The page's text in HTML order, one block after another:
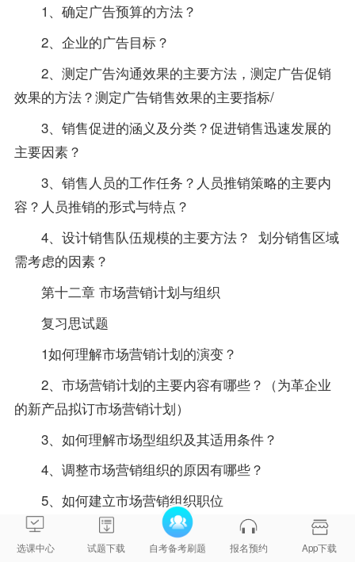
1、确定广告预算的方法？
2、企业的广告目标？
2、测定广告沟通效果的主要方法，测定广告促销
效果的方法？测定广告销售效果的主要指标/
3、销售促进的涵义及分类？促进销售迅速发展的
主要因素？
3、销售人员的工作任务？人员推销策略的主要内
容？人员推销的形式与特点？
4、设计销售队伍规模的主要方法？ 划分销售区域
需考虑的因素？
第十二章 市场营销计划与组织
复习思试题
1如何理解市场营销计划的演变？
2、市场营销计划的主要内容有哪些？（为革企业
的新产品拟订市场营销计划）
3、如何理解市场型组织及其适用条件？
4、调整市场营销组织的原因有哪些？
5、如何建立市场营销组织职位
6、中国企业营销组织存在的主要问题有哪些？
选课中心 试题下载 自考备考刷题 报名预约 App下载